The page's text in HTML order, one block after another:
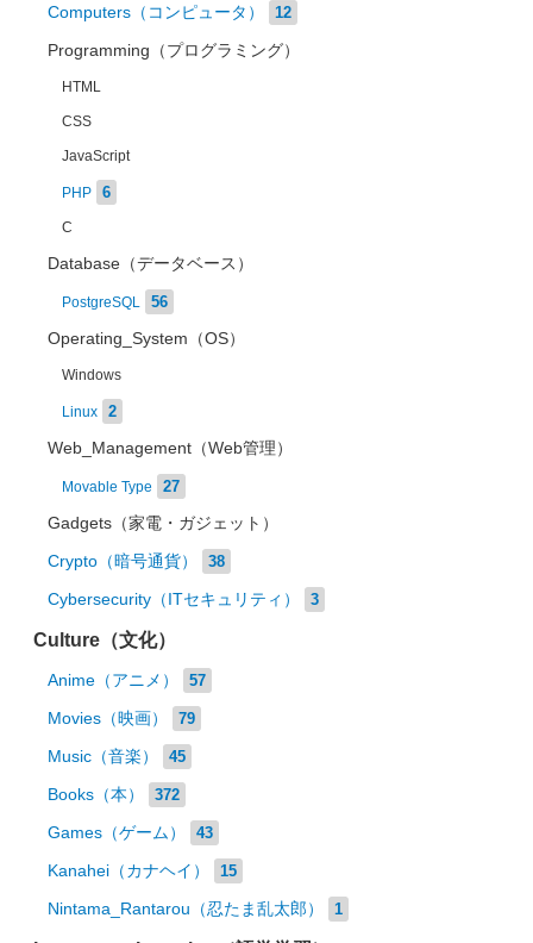
Computers（コンピュータ） 12
Programming（プログラミング）
HTML
CSS
JavaScript
PHP 6
C
Database（データベース）
PostgreSQL 56
Operating_System（OS）
Windows
Linux 2
Web_Management（Web管理）
Movable Type 27
Gadgets（家電・ガジェット）
Crypto（暗号通貨） 38
Cybersecurity（ITセキュリティ） 3
Culture（文化）
Anime（アニメ） 57
Movies（映画） 79
Music（音楽） 45
Books（本） 372
Games（ゲーム） 43
Kanahei（カナヘイ） 15
Nintama_Rantarou（忍たま乱太郎） 1